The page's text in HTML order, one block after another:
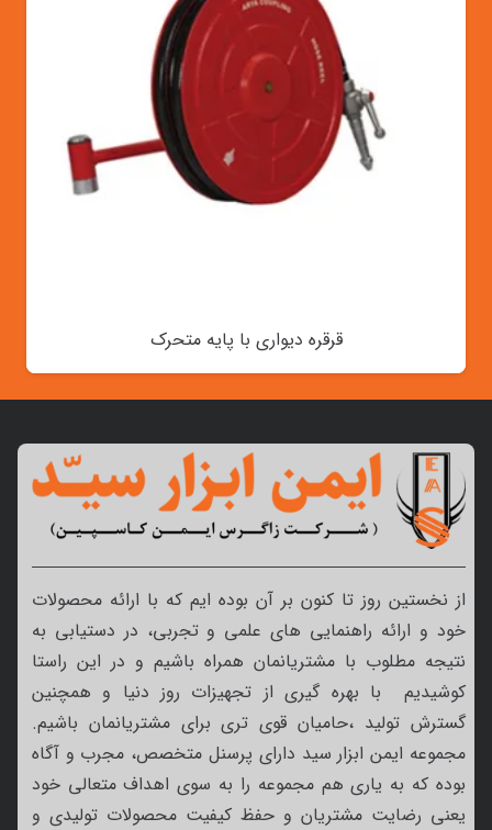
قرقره دیواری با پایه متحرک
از نخستین روز تا کنون بر آن بوده ایم که با ارائه محصولات
خود و ارائه راهنمایی های علمی و تجربی، در دستیابی به
نتیجه مطلوب با مشتریانمان همراه باشیم و در این راستا
کوشیدیم با بهره گیری از تجهیزات روز دنیا و همچنین
گسترش تولید ،حامیان قوی تری برای مشتریانمان باشیم.
مجموعه ایمن ابزار سید دارای پرسنل متخصص، مجرب و آگاه
بوده که به یاری هم مجموعه را به سوی اهداف متعالی خود
یعنی رضایت مشتریان و حفظ کیفیت محصولات تولیدی و